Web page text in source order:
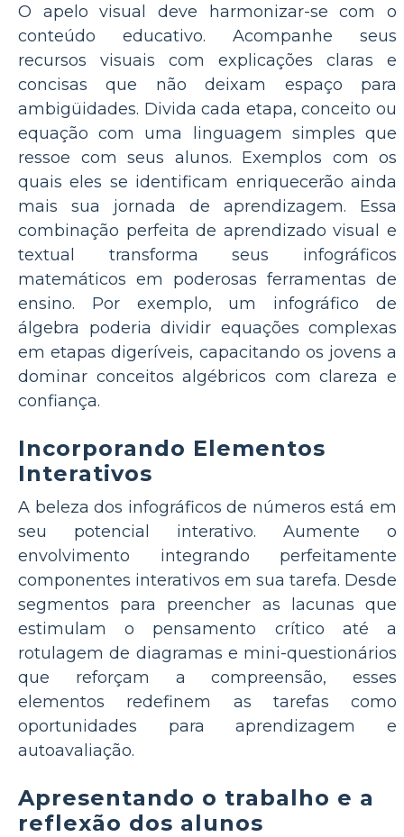
O apelo visual deve harmonizar-se com o
conteúdo educativo. Acompanhe seus
recursos visuais com explicações claras e
concisas que não deixam espaço para
ambigüidades. Divida cada etapa, conceito ou
equação com uma linguagem simples que
ressoe com seus alunos. Exemplos com os
quais eles se identificam enriquecerão ainda
mais sua jornada de aprendizagem. Essa
combinação perfeita de aprendizado visual e
textual transforma seus infográficos
matemáticos em poderosas ferramentas de
ensino. Por exemplo, um infográfico de
álgebra poderia dividir equações complexas
em etapas digeríveis, capacitando os jovens a
dominar conceitos algébricos com clareza e
confiança.
Incorporando Elementos
Interativos
A beleza dos infográficos de números está em
seu potencial interativo. Aumente o
envolvimento integrando perfeitamente
componentes interativos em sua tarefa. Desde
segmentos para preencher as lacunas que
estimulam o pensamento crítico até a
rotulagem de diagramas e mini-questionários
que reforçam a compreensão, esses
elementos redefinem as tarefas como
oportunidades para aprendizagem e
autoavaliação.
Apresentando o trabalho e a
reflexão dos alunos